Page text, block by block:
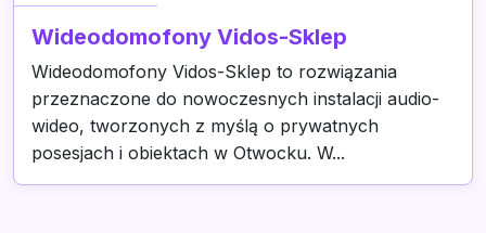
Wideodomofony Vidos-Sklep
Wideodomofony Vidos-Sklep to rozwiązania
przeznaczone do nowoczesnych instalacji audio-
wideo, tworzonych z myślą o prywatnych
posesjach i obiektach w Otwocku. W...